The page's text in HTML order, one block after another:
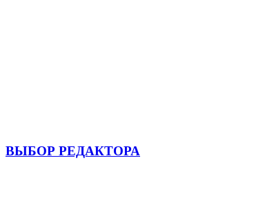
ВЫБОР РЕДАКТОРА